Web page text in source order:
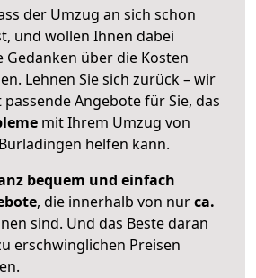
der Umzug an sich schon
und wollen Ihnen dabei
Gedanken über die Kosten
Lehnen Sie sich zurück – wir
Angebote für Sie, das
mit Ihrem Umzug von
helfen kann.
bequem und einfach
, die innerhalb von nurca.
sind. Und das Beste daran
erschwinglichen Preisen